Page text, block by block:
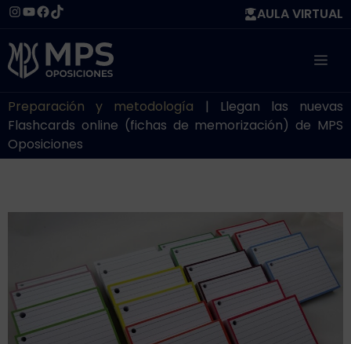
Saltar
contenido
Instagram
YouTube
Facebook
TikTok AULA VIRTUAL
Preparación y metodología | Llegan las nuevas
Flashcards online (fichas de memorización) de MPS
Oposiciones